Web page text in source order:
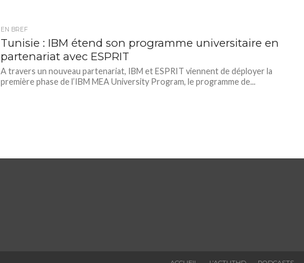
EN BREF
Tunisie : IBM étend son programme universitaire en
partenariat avec ESPRIT
A travers un nouveau partenariat, IBM et ESPRIT viennent de déployer la
première phase de l’IBM MEA University Program, le programme de...